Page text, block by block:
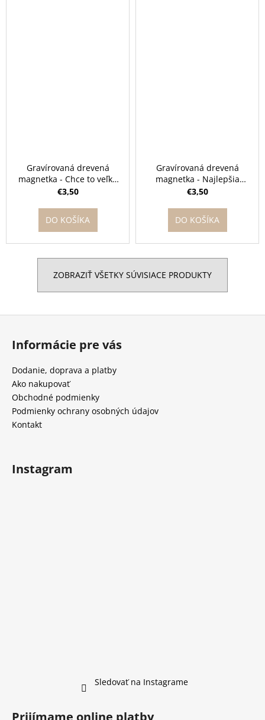
Gravírovaná drevená
magnetka - Chce to veľké
srdce učiť malé deti
€3,50
DO KOŠÍKA
Gravírovaná drevená
magnetka - Najlepšia
učiteľka / učiteľ
€3,50
DO KOŠÍKA
ZOBRAZIŤ VŠETKY SÚVISIACE PRODUKTY
Z
Informácie pre vás
Dodanie, doprava a platby
Ako nakupovať
Obchodné podmienky
Podmienky ochrany osobných údajov
Kontakt
Instagram
Sledovať na Instagrame
Prijímame online platby